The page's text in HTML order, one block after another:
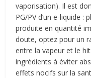
vaporisation). Il est
PG/PV d’un e-liquide :
produite en quantité
doute, optez pour un
entre la vapeur et le
ingrédients à éviter
effets nocifs sur la